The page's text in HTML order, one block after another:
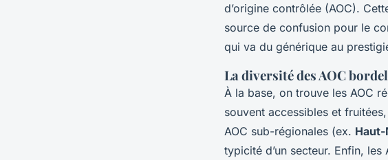
d’origine contrôlée (AOC).
source de confusion pour le
qui va du générique au
La diversité des AOC
À la base, on trouve les AOC
souvent accessibles et
AOC sub-régionales (ex.
typicité d’un secteur. Enfin,